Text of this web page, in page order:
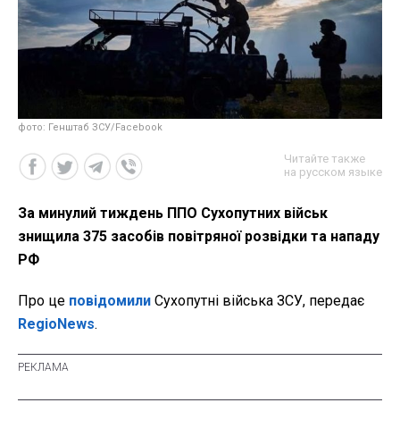
фото: Генштаб ЗСУ/Facebook
Читайте также
на русском языке
За минулий тиждень ППО Сухопутних військ
знищила 375 засобів повітряної розвідки та нападу
РФ
Про це повідомили Сухопутні війська ЗСУ, передає
RegioNews.